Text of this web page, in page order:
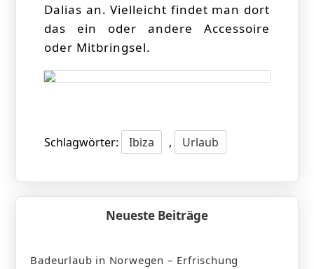
Dalias an. Vielleicht findet man dort
das ein oder andere Accessoire
oder Mitbringsel.
Schlagwörter: Ibiza , Urlaub
Neueste Beiträge
Badeurlaub in Norwegen – Erfrischung